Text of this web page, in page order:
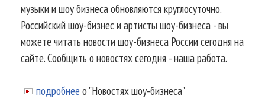
музыки и шоу бизнеса обновляются круглосуточно.
Российский шоу-бизнес и артисты шоу-бизнеса - вы
можете читать новости шоу-бизнеса России сегодня на
сайте. Сообщить о новостях сегодня - наша работа.
подробнее о "Новостях шоу-бизнеса"